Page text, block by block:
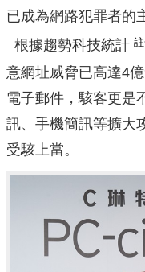
已成為網路犯罪者的
根據趨勢科技統計
意網址威脅已高達4
電子郵件，駭客更是
訊、手機簡訊等擴大
受駭上當。